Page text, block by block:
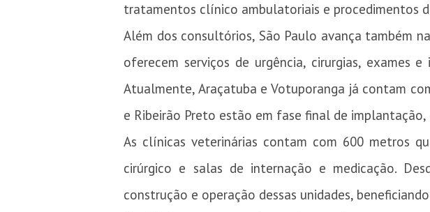
tratamentos clínico ambulatoriais e procedimentos
Além dos consultórios, São Paulo avança também
oferecem serviços de urgência, cirurgias, exames
Atualmente, Araçatuba e Votuporanga já contam
e Ribeirão Preto estão em fase final de
As clínicas veterinárias contam com 600 metros
cirúrgico e salas de internação e medicação.
construção e operação dessas unidades,